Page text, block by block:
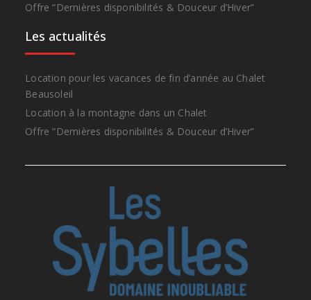
Offre “Dernières disponibilités & Douceur d’Hiver”
Les actualités
Location pour les vacances de fin d’année au Chalet
Beausoleil
Location à la montagne dans un Chalet
Offre “Dernières disponibilités & Douceur d’Hiver”